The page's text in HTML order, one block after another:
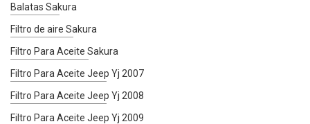
Balatas Sakura
Filtro de aire Sakura
Filtro Para Aceite Sakura
Filtro Para Aceite Jeep Yj 2007
Filtro Para Aceite Jeep Yj 2008
Filtro Para Aceite Jeep Yj 2009